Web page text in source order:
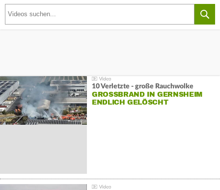
10 Verletzte - große Rauchwolke
GROSSBRAND IN GERNSHEIM E
NDLICH GELÖSCHT